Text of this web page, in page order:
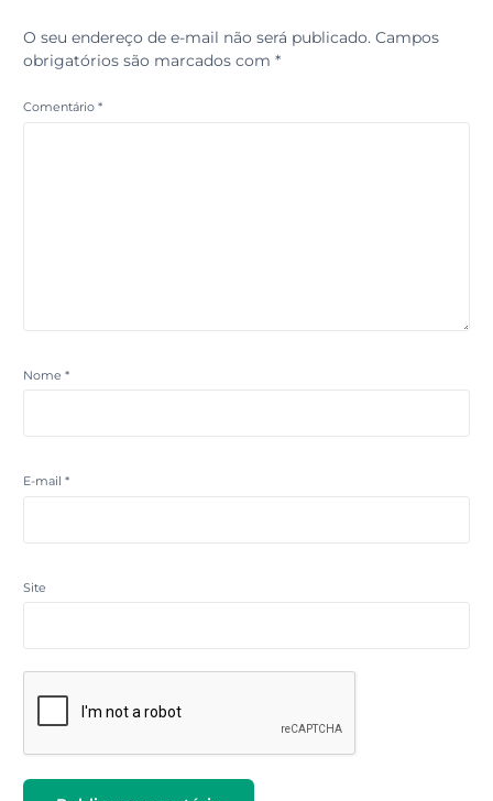
O seu endereço de e-mail não será publicado. Campos
obrigatórios são marcados com*
Comentário*
Nome*
E-mail*
Site